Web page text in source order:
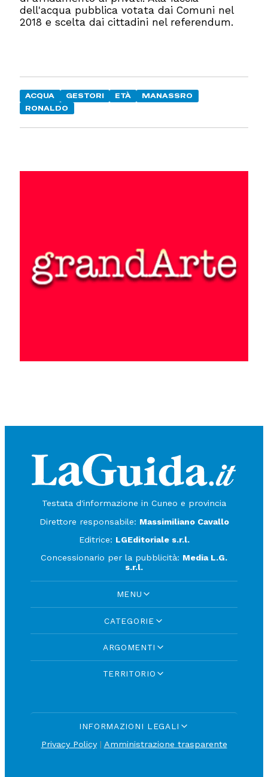
dell'acqua pubblica votata dai Comuni nel
2018 e scelta dai cittadini nel referendum.
ACQUA GESTORI ETÀ
MANASSRO
RONALDO
Testata d'informazione in Cuneo e provincia
Direttore responsabile: Massimiliano Cavallo
Editrice: LGEditoriale s.r.l.
Concessionario per la pubblicità: Media L.G.
s.r.l.
MENU
CATEGORIE
ARGOMENTI
TERRITORIO
INFORMAZIONI LEGALI
Privacy Policy| Amministrazione trasparente